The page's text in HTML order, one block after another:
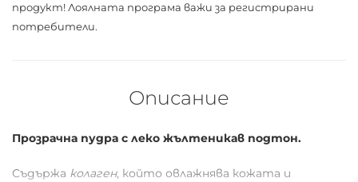
продукт! Лоялната програма важи за регистрирани
потребители.
Описание
Прозрачна пудра с леко жълтеникав подтон.
Съдържа колаген, който овлажнява кожата и